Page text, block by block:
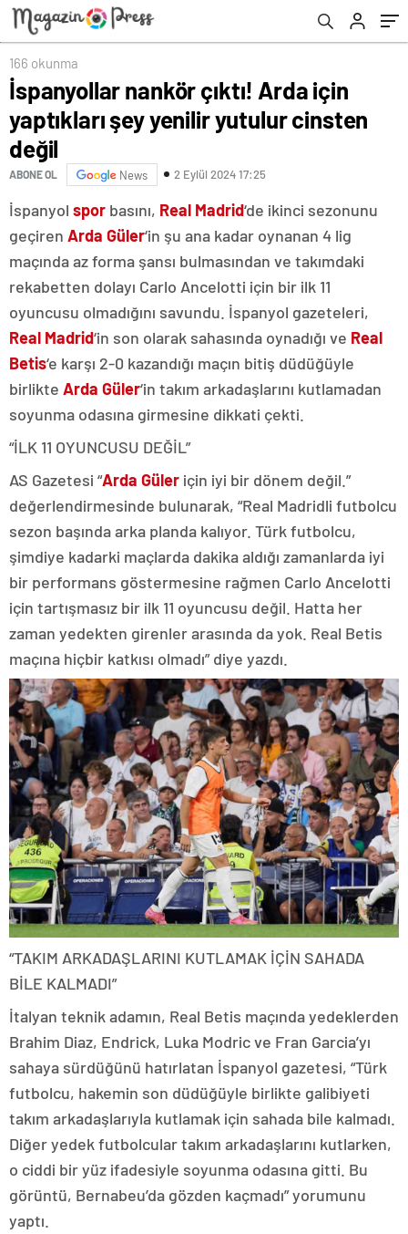
166 okunma
İspanyollar nankör çıktı! Arda için
yaptıkları şey yenilir yutulur cinsten
değil
ABONE OL News 2 Eylül 2024 17:25
İspanyol spor basını, Real Madrid‘de ikinci sezonunu
geçiren Arda Güler‘in şu ana kadar oynanan 4 lig
maçında az forma şansı bulmasından ve takımdaki
rekabetten dolayı Carlo Ancelotti için bir ilk 11
oyuncusu olmadığını savundu. İspanyol gazeteleri,
Real Madrid‘in son olarak sahasında oynadığı ve Real
Betis‘e karşı 2-0 kazandığı maçın bitiş düdüğüyle
birlikte Arda Güler‘in takım arkadaşlarını kutlamadan
soyunma odasına girmesine dikkati çekti.
“İLK 11 OYUNCUSU DEĞİL”
AS Gazetesi “Arda Güler için iyi bir dönem değil.”
değerlendirmesinde bulunarak, “Real Madridli futbolcu
sezon başında arka planda kalıyor. Türk futbolcu,
şimdiye kadarki maçlarda dakika aldığı zamanlarda iyi
bir performans göstermesine rağmen Carlo Ancelotti
için tartışmasız bir ilk 11 oyuncusu değil. Hatta her
zaman yedekten girenler arasında da yok. Real Betis
maçına hiçbir katkısı olmadı” diye yazdı.
“TAKIM ARKADAŞLARINI KUTLAMAK İÇİN SAHADA
BİLE KALMADI”
İtalyan teknik adamın, Real Betis maçında yedeklerden
Brahim Diaz, Endrick, Luka Modric ve Fran Garcia’yı
sahaya sürdüğünü hatırlatan İspanyol gazetesi, “Türk
futbolcu, hakemin son düdüğüyle birlikte galibiyeti
takım arkadaşlarıyla kutlamak için sahada bile kalmadı.
Diğer yedek futbolcular takım arkadaşlarını kutlarken,
o ciddi bir yüz ifadesiyle soyunma odasına gitti. Bu
görüntü, Bernabeu’da gözden kaçmadı” yorumunu
yaptı.